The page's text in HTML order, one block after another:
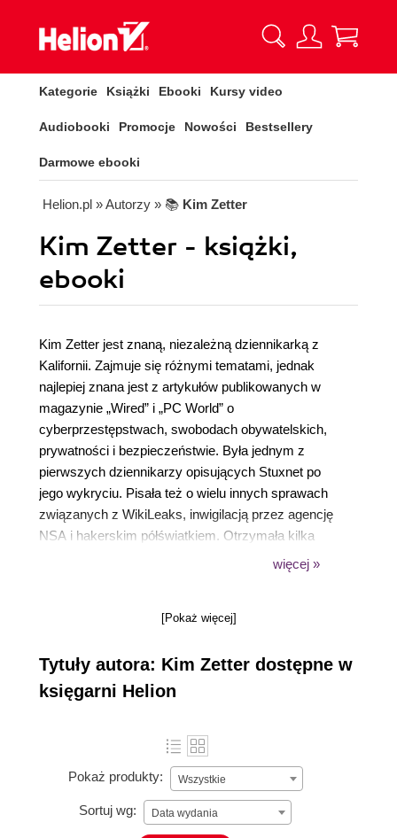
Kategorie Książki Ebooki Kursy video
Audiobooki Promocje Nowości Bestsellery
Darmowe ebooki
Helion.pl » Autorzy » 📚 Kim Zetter
Kim Zetter - książki,
ebooki
Kim Zetter jest znaną, niezależną dziennikarką z
Kalifornii. Zajmuje się różnymi tematami, jednak
najlepiej znana jest z artykułów publikowanych w
magazynie „Wired” i „PC World” o
cyberprzestępstwach, swobodach obywatelskich,
prywatności i bezpieczeństwie. Była jednym z
pierwszych dziennikarzy opisujących Stuxnet po
jego wykryciu. Pisała też o wielu innych sprawach
związanych z WikiLeaks, inwigilacją przez agencję
NSA i hakerskim półświatkiem. Otrzymała kilka
więcej »
[Pokaż więcej]
Tytuły autora: Kim Zetter dostępne w
księgarni Helion
Pokaż produkty: Wszystkie
Sortuj wg: Data wydania